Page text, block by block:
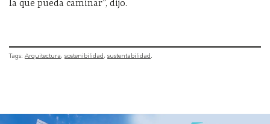
la que pueda caminar”, dijo.
Tags: Arquitectura sostenibilidad sustentabilidad